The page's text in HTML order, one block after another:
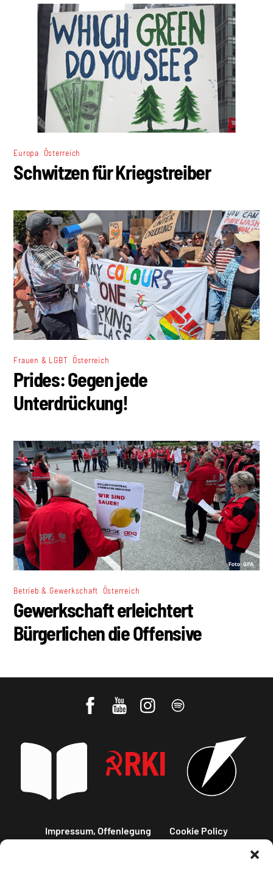
Europa Österreich
Schwitzen für Kriegstreiber
Frauen & LGBT Österreich
Prides: Gegen jede
Unterdrückung!
Betrieb & Gewerkschaft Österreich
Gewerkschaft erleichtert
Bürgerlichen die Offensive
Impressum, Offenlegung Cookie Policy